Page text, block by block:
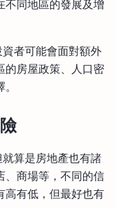
不同地區的發展及增
者可能會面對額外
的房屋政策、人口密
算是房地產也有諸
、商場等，不同的信
高有低，但最好也有